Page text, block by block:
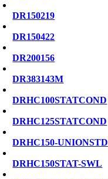
DR150219
DR150422
DR200156
DR383143M
DRHC100STATCOND
DRHC125STATCOND
DRHC150-UNIONSTD
DRHC150STAT-SWL